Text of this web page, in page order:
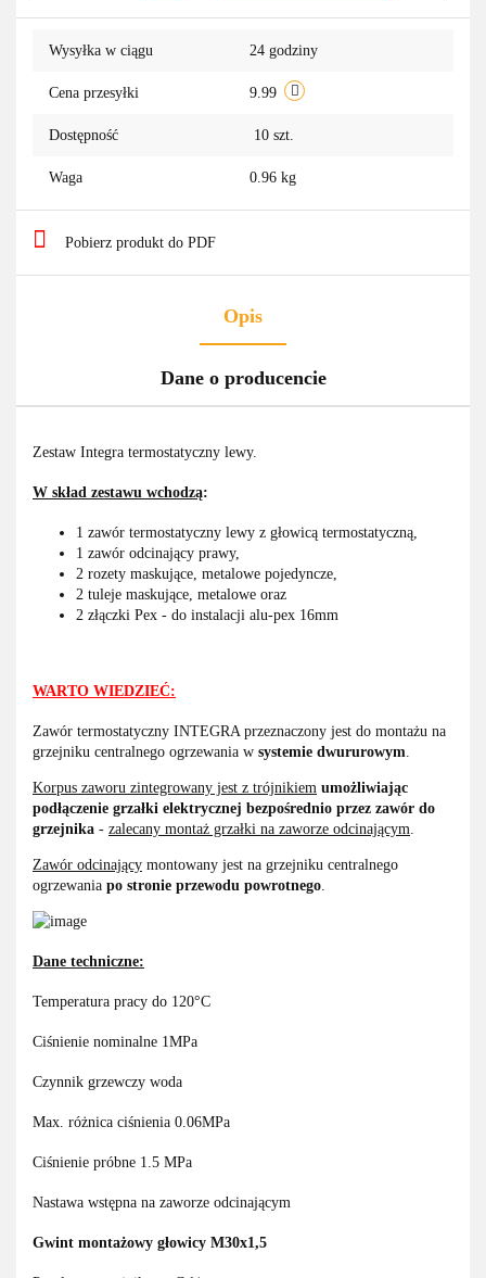
Do
Wysyłka w ciągu 24 godziny
Cena przesyłki 9.99
Dostępność 10 szt.
Waga 0.96 kg
Pobierz produkt do PDF
Opis
Dane o producencie
Zestaw Integra termostatyczny lewy.
W skład zestawu wchodzą:
1 zawór termostatyczny lewy z głowicą termostatyczną,
1 zawór odcinający prawy,
2 rozety maskujące, metalowe pojedyncze,
2 tuleje maskujące, metalowe oraz
2 złączki Pex - do instalacji alu-pex 16mm
WARTO WIEDZIEĆ:
Zawór termostatyczny INTEGRA przeznaczony jest do montażu na
grzejniku centralnego ogrzewania w systemie dwururowym.
Korpus zaworu zintegrowany jest z trójnikiem umożliwiając
podłączenie grzałki elektrycznej bezpośrednio przez zawór do
grzejnika - zalecany montaż grzałki na zaworze odcinającym.
Zawór odcinający montowany jest na grzejniku centralnego
ogrzewania po stronie przewodu powrotnego.
Dane techniczne:
Temperatura pracy do 120°C
Ciśnienie nominalne 1MPa
Czynnik grzewczy woda
Max. różnica ciśnienia 0.06MPa
Ciśnienie próbne 1.5 MPa
Nastawa wstępna na zaworze odcinającym
Gwint montażowy głowicy M30x1,5